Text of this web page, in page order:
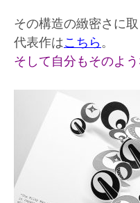
その構造の緻密さに
代表作はこちら 。
そして自分もそのよ